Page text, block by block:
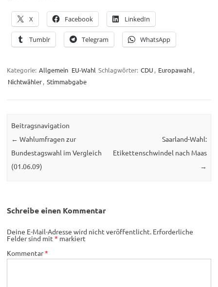
X Facebook LinkedIn
Tumblr Telegram WhatsApp
Kategorie: Allgemein EU-Wahl Schlagwörter: CDU , Europawahl ,
Nichtwähler, Stimmabgabe
Beitragsnavigation
← Wahlumfragen zur
Bundestagswahl im Vergleich
(01.06.09)
Saarland-Wahl:
Etikettenschwindel nach Maas
→
Schreibe einen Kommentar
Deine E-Mail-Adresse wird nicht veröffentlicht. Erforderliche
Felder sind mit * markiert
Kommentar*